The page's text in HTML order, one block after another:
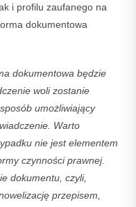
i profilu zaufanego na
dokumentowa
dokumentowa będzie
woli zostanie
umożliwiający
Warto
nie jest elementem
czynności prawnej.
dokumentu, czyli,
przepisem,